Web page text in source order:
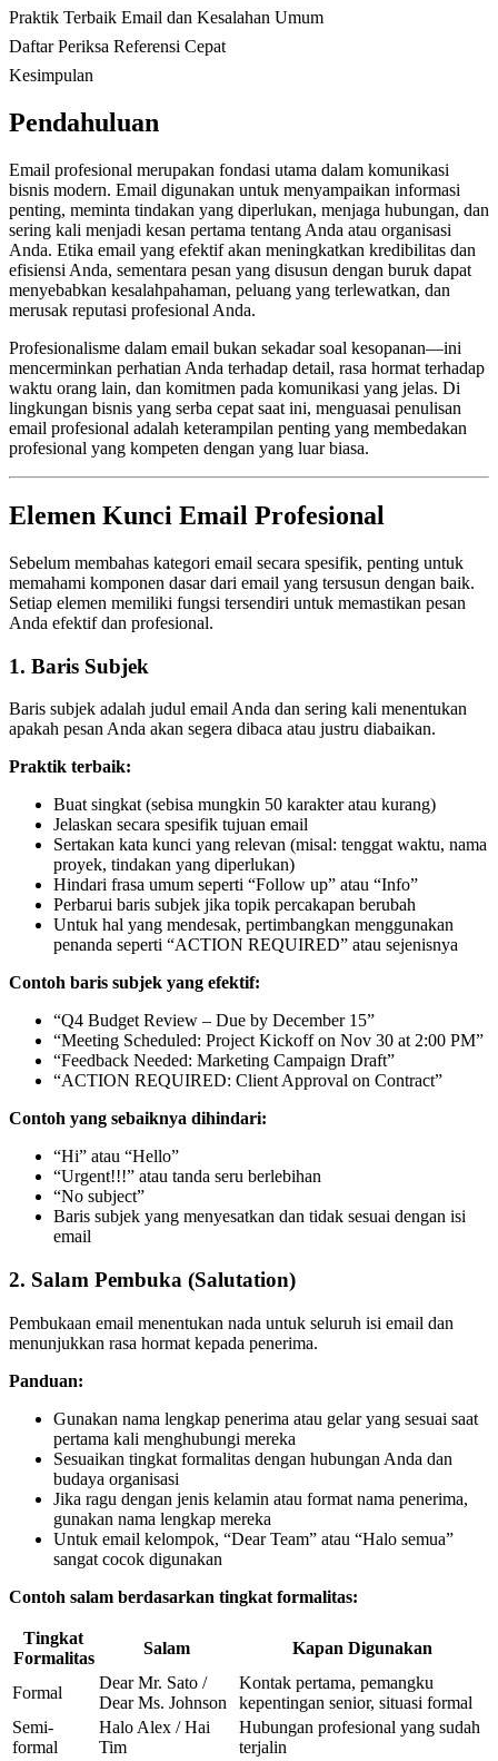
Praktik Terbaik Email dan Kesalahan Umum
Daftar Periksa Referensi Cepat
Kesimpulan
Pendahuluan
Email profesional merupakan fondasi utama dalam komunikasi
bisnis modern. Email digunakan untuk menyampaikan informasi
penting, meminta tindakan yang diperlukan, menjaga hubungan, dan
sering kali menjadi kesan pertama tentang Anda atau organisasi
Anda. Etika email yang efektif akan meningkatkan kredibilitas dan
efisiensi Anda, sementara pesan yang disusun dengan buruk dapat
menyebabkan kesalahpahaman, peluang yang terlewatkan, dan
merusak reputasi profesional Anda.
Profesionalisme dalam email bukan sekadar soal kesopanan—ini
mencerminkan perhatian Anda terhadap detail, rasa hormat terhadap
waktu orang lain, dan komitmen pada komunikasi yang jelas. Di
lingkungan bisnis yang serba cepat saat ini, menguasai penulisan
email profesional adalah keterampilan penting yang membedakan
profesional yang kompeten dengan yang luar biasa.
Elemen Kunci Email Profesional
Sebelum membahas kategori email secara spesifik, penting untuk
memahami komponen dasar dari email yang tersusun dengan baik.
Setiap elemen memiliki fungsi tersendiri untuk memastikan pesan
Anda efektif dan profesional.
1. Baris Subjek
Baris subjek adalah judul email Anda dan sering kali menentukan
apakah pesan Anda akan segera dibaca atau justru diabaikan.
Praktik terbaik:
Buat singkat (sebisa mungkin 50 karakter atau kurang)
Jelaskan secara spesifik tujuan email
Sertakan kata kunci yang relevan (misal: tenggat waktu, nama
proyek, tindakan yang diperlukan)
Hindari frasa umum seperti “Follow up” atau “Info”
Perbarui baris subjek jika topik percakapan berubah
Untuk hal yang mendesak, pertimbangkan menggunakan
penanda seperti “ACTION REQUIRED” atau sejenisnya
Contoh baris subjek yang efektif:
“Q4 Budget Review – Due by December 15”
“Meeting Scheduled: Project Kickoff on Nov 30 at 2:00 PM”
“Feedback Needed: Marketing Campaign Draft”
“ACTION REQUIRED: Client Approval on Contract”
Contoh yang sebaiknya dihindari:
“Hi” atau “Hello”
“Urgent!!!” atau tanda seru berlebihan
“No subject”
Baris subjek yang menyesatkan dan tidak sesuai dengan isi
email
2. Salam Pembuka (Salutation)
Pembukaan email menentukan nada untuk seluruh isi email dan
menunjukkan rasa hormat kepada penerima.
Panduan:
Gunakan nama lengkap penerima atau gelar yang sesuai saat
pertama kali menghubungi mereka
Sesuaikan tingkat formalitas dengan hubungan Anda dan
budaya organisasi
Jika ragu dengan jenis kelamin atau format nama penerima,
gunakan nama lengkap mereka
Untuk email kelompok, “Dear Team” atau “Halo semua”
sangat cocok digunakan
Contoh salam berdasarkan tingkat formalitas:
Tingkat
Formalitas
Salam Kapan Digunakan
Formal
Dear Mr. Sato /
Dear Ms. Johnson
Kontak pertama, pemangku
kepentingan senior, situasi formal
Semi-
formal
Halo Alex / Hai
Tim
Hubungan profesional yang sudah
terjalin